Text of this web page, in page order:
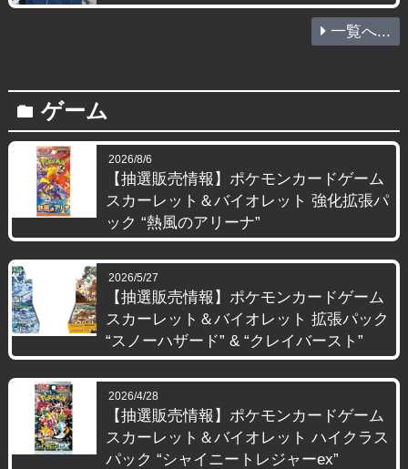
一覧へ...
folder ゲーム
2026/8/6
【抽選販売情報】ポケモンカードゲーム
スカーレット＆バイオレット 強化拡張パ
ック “熱風のアリーナ”
2026/5/27
【抽選販売情報】ポケモンカードゲーム
スカーレット＆バイオレット 拡張パック
“スノーハザード” & “クレイバースト”
2026/4/28
【抽選販売情報】ポケモンカードゲーム
スカーレット＆バイオレット ハイクラス
パック “シャイニートレジャーex”